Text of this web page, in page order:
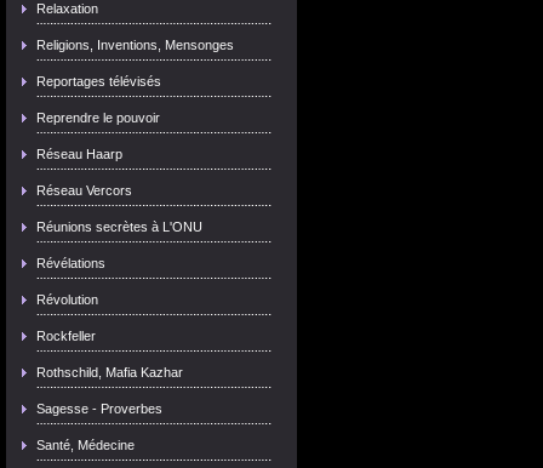
Relaxation
Religions, Inventions, Mensonges
Reportages télévisés
Reprendre le pouvoir
Réseau Haarp
Réseau Vercors
Réunions secrètes à L'ONU
Révélations
Révolution
Rockfeller
Rothschild, Mafia Kazhar
Sagesse - Proverbes
Santé, Médecine